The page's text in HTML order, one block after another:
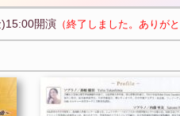
開演 （終了しました。ありが